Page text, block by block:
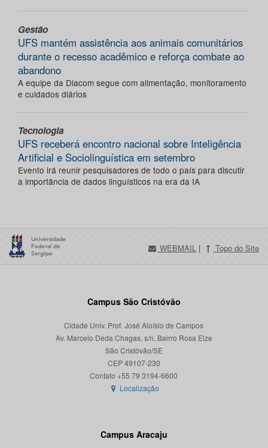
Gestão
UFS mantém assistência aos animais comunitários
durante o recesso acadêmico e reforça combate ao
abandono
A equipe da Diacom segue com alimentação, monitoramento
e cuidados diários
Tecnologia
UFS receberá encontro nacional sobre Inteligência
Artificial e Sociolinguística em setembro
Evento irá reunir pesquisadores de todo o país para discutir
a importância de dados linguísticos na era da IA
WEBMAIL | Topo do Site
Campus São Cristóvão
Cidade Univ. Prof. José Aloísio de Campos
Av. Marcelo Deda Chagas, s/n, Bairro Rosa Elze
São Cristóvão/SE
CEP 49107-230
Localização
Campus Aracaju